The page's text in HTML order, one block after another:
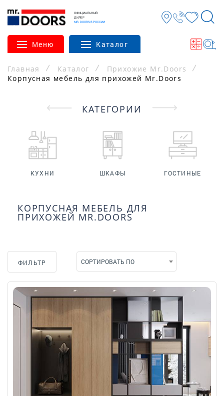
ОФИЦИАЛЬНЫЙ
ДИЛЕР
MR. DOORS В РОССИИ
Меню Каталог
Главная Каталог
Прихожие Mr.Doors
Корпусная мебель для прихожей Mr.Doors
КАТЕГОРИИ
КУХНИ ШКАФЫ ГОСТИНЫЕ
КОРПУСНАЯ МЕБЕЛЬ ДЛЯ
ПРИХОЖЕЙ MR.DOORS
ФИЛЬТР СОРТИРОВАТЬ ПО